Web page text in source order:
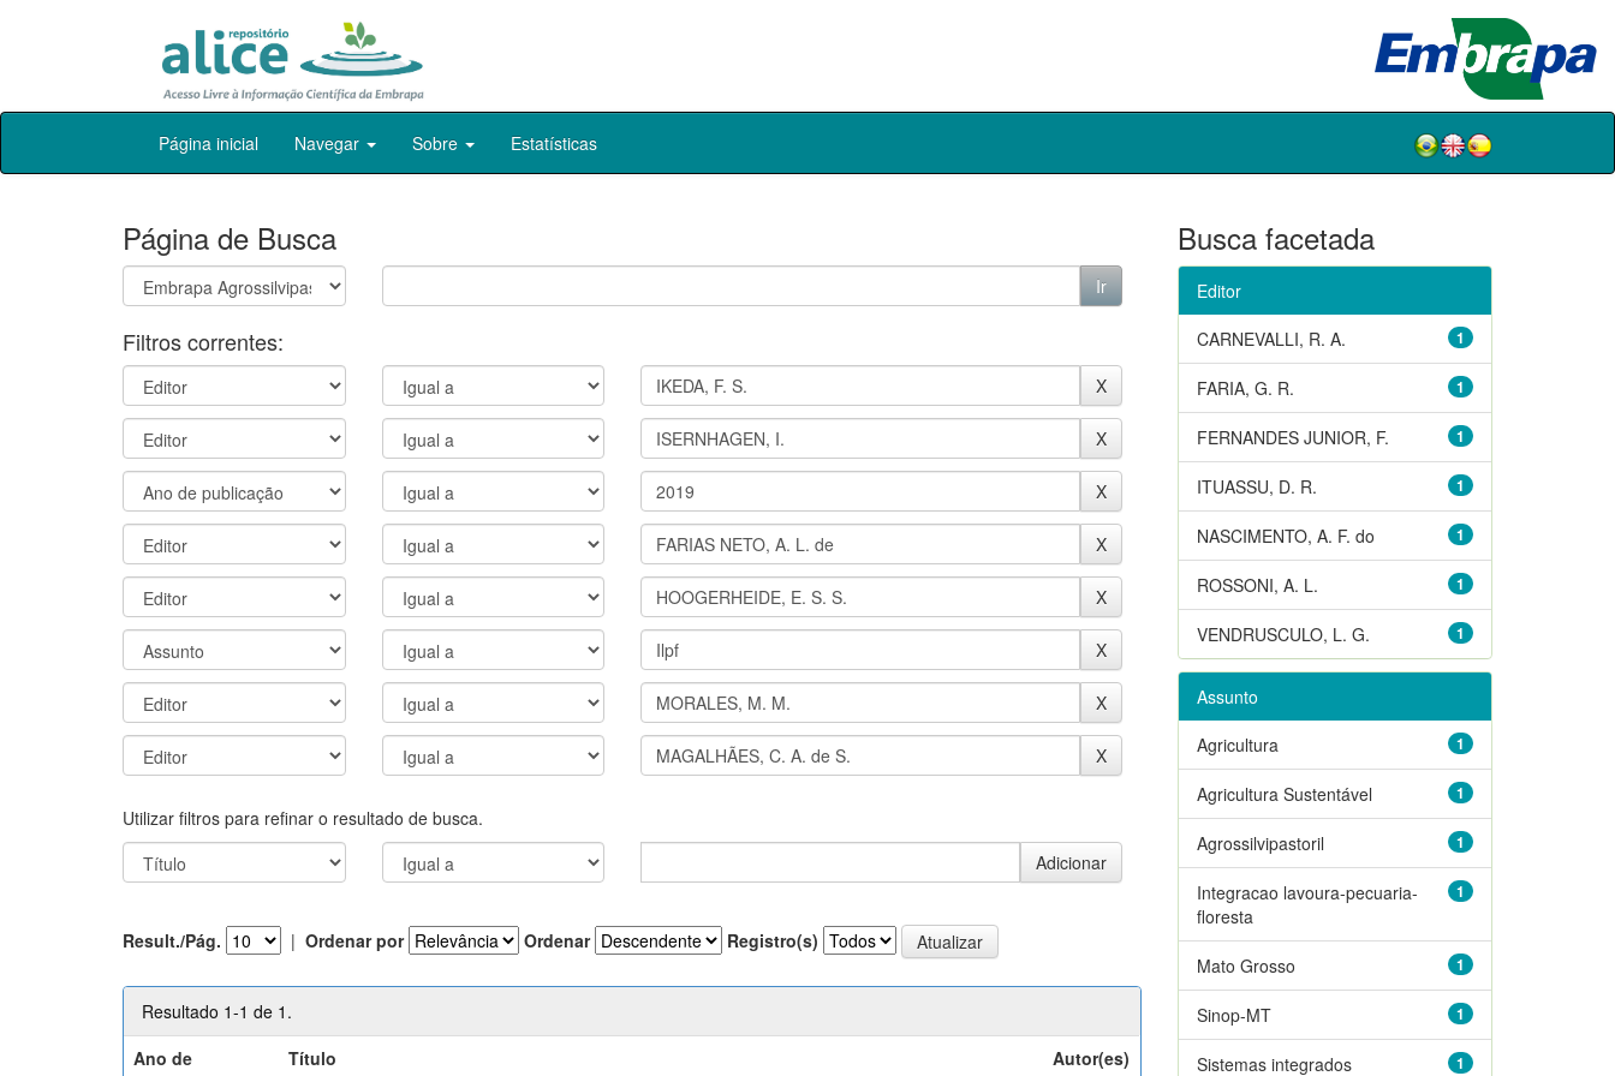
Skip
Página inicial Navegar Sobre Estatísticas
Página de Busca
Filtros correntes:
Utilizar filtros para refinar o resultado de busca.
Result./Pág. | Ordenar por Ordenar Registro(s)
Resultado 1-1 de 1.
Ano de
Título Autor(es)
Busca facetada
Editor
1
CARNEVALLI, R. A.
1
FARIA, G. R.
1
FERNANDES JUNIOR, F.
1
ITUASSU, D. R.
1
NASCIMENTO, A. F. do
1
ROSSONI, A. L.
1
VENDRUSCULO, L. G.
Assunto
1
Agricultura
1
Agricultura Sustentável
1
Agrossilvipastoril
1
Integracao lavoura-pecuaria-
floresta
1
Mato Grosso
1
Sinop-MT
1
Sistemas integrados